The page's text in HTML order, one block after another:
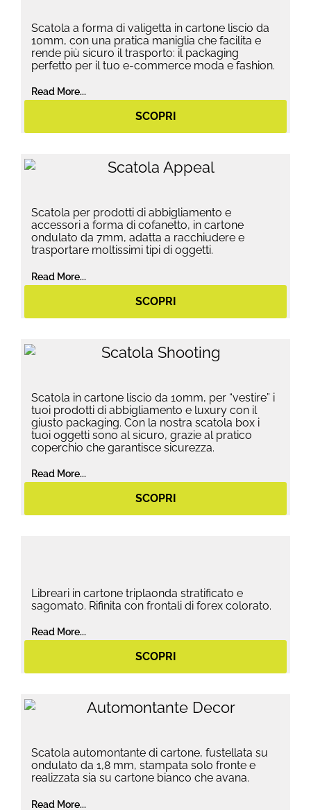
Scatola a forma di valigetta in cartone liscio da
10mm, con una pratica maniglia che facilita e
rende più sicuro il trasporto: il packaging
perfetto per il tuo e-commerce moda e fashion.
Read More...
SCOPRI
Scatola per prodotti di abbigliamento e
accessori a forma di cofanetto, in cartone
ondulato da 7mm, adatta a racchiudere e
trasportare moltissimi tipi di oggetti.
Read More...
SCOPRI
Scatola in cartone liscio da 10mm, per “vestire” i
tuoi prodotti di abbigliamento e luxury con il
giusto packaging. Con la nostra scatola box i
tuoi oggetti sono al sicuro, grazie al pratico
coperchio che garantisce sicurezza.
Read More...
SCOPRI
Libreari in cartone triplaonda stratificato e
sagomato. Rifinita con frontali di forex colorato.
Read More...
SCOPRI
Scatola automontante di cartone, fustellata su
ondulato da 1,8 mm, stampata solo fronte e
realizzata sia su cartone bianco che avana.
Read More...